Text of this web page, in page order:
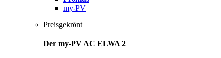
my-PV
Preisgekrönt
Der my-PV AC ELWA 2